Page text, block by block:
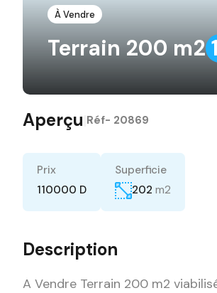
À Vendre
Terrain 200 m2
Aperçu Réf- 20869
Prix
110000 D
Superficie
202 m2
Description
A Vendre Terrain 200 m2